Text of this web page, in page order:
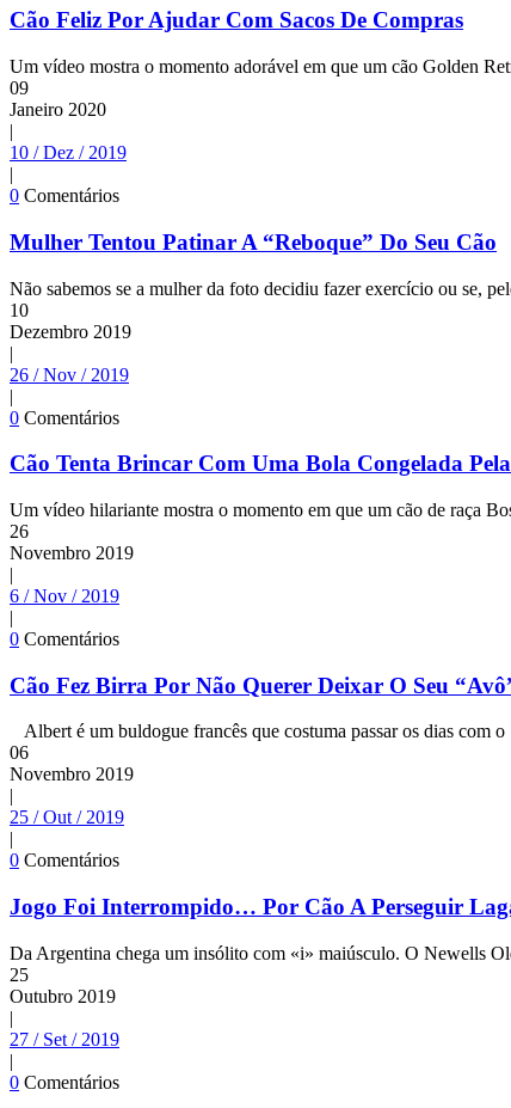
Cão Feliz Por Ajudar Com Sacos De Compras
Um vídeo mostra o momento adorável em que um cão Golden
09
Janeiro 2020
|
10 / Dez / 2019
|
0 Comentários
Mulher Tentou Patinar A “Reboque” Do Seu Cão
Não sabemos se a mulher da foto decidiu fazer exercício ou se,
10
Dezembro 2019
|
26 / Nov / 2019
|
0 Comentários
Cão Tenta Brincar Com Uma Bola Congelada
Um vídeo hilariante mostra o momento em que um cão de raça
26
Novembro 2019
|
6 / Nov / 2019
|
0 Comentários
Cão Fez Birra Por Não Querer Deixar O Seu
Albert é um buldogue francês que costuma passar os dias com
06
Novembro 2019
|
25 / Out / 2019
|
0 Comentários
Jogo Foi Interrompido… Por Cão A Perseguir
Da Argentina chega um insólito com «i» maiúsculo. O Newells
25
Outubro 2019
|
27 / Set / 2019
|
0 Comentários